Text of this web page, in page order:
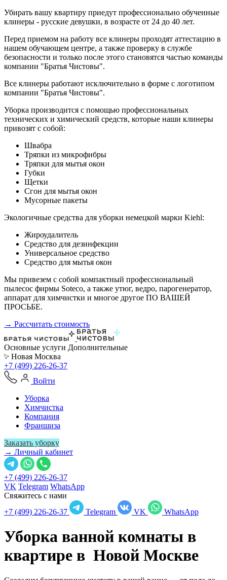
Убирать вашу квартиру приедут профессионально обученные
клинеры - русские девушки, в возрасте от 24 до 40 лет.
Перед приемом на работу все клинеры проходят аттестацию в
нашем обучающем центре, а также проверку в службе
безопасности и только после этого становятся частью команды
компании "Братья Чистовы".
Все клинеры работают исключительно в форме с логотипом
компании "Братья Чистовы".
Уборка производится с помощью профессиональных
технических и химический средств, которые наши клинеры
привозят с собой:
Швабра
Тряпки из микрофибры
Тряпки для мытья окон
Губки
Щетки
Сгон для мытья окон
Мусорные пакеты
Экологичные средства для уборки немецкой марки Kiehl:
Жироудалитель
Средство для дезинфекции
Универсальное средство
Средство для мытья окон
Мы привезем с собой компактный профессиональный
пылесос фирмы Soteco, а также утюг, ведро, парогенератор,
аппарат для химчистки и многое другое ПО ВАШЕЙ
ПРОСЬБЕ.
→ Рассчитать стоимость
Основные услуги Дополнительные
Новая Москва
+7 (499) 226-26-37
Войти
Уборка
Химчистка
Компания
Франшиза
Заказать уборку
→ Личный кабинет
+7 (499) 226-26-37
VK Telegram WhatsApp
Свяжитесь с нами
+7 (499) 226-26-37
Telegram VK WhatsApp
Уборка ванной комнаты в
квартире в Новой Москве